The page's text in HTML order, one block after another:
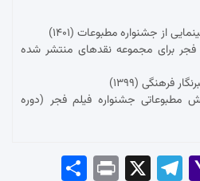
از جشنواره مطبوعات (۱۴۰۱)
فجر برای مجموعه نقدهای منتشر شده
فرهنگی (۱۳۹۹)
مطبوعاتی جشنواره فیلم فجر (دوره
Yah
Tel
Pri